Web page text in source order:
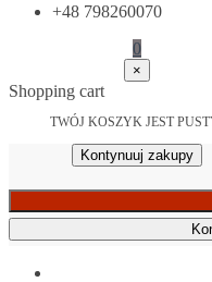
+48 798260070
0
×
Shopping cart
TWÓJ KOSZYK JEST
Kontynuuj zakupy